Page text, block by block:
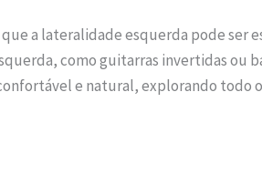
que a lateralidade esquerda pode
como guitarras invertidas ou
e natural, explorando todo